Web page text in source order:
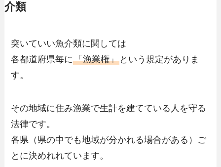
介類
突いていい魚介類に関しては
各都道府県毎に「漁業権」 という規定がありま
す。
その地域に住み漁業で生計を建てている人を守る
法律です。
各県（県の中でも地域が分かれる場合がある）ご
とに決めれれています。